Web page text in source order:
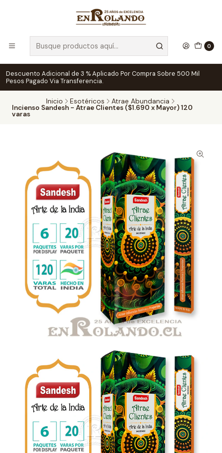
0
Descuento Adicional de 3 % Aplicado Por Compra Sobre 500 Mil
Pesos Pagado Via Transferencia.
Inicio Esotéricos Atrae Abundancia
Incienso Sandesh - Atrae Clientes ($1.690 x Mayor) 120
varas